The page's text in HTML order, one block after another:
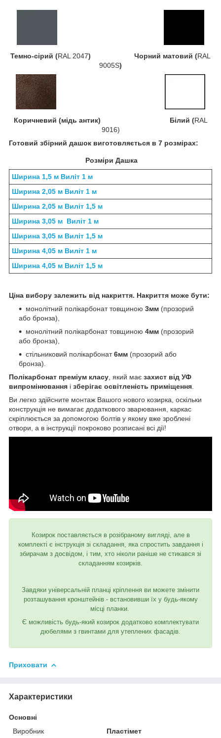
Темно-сірий (RAL 2047) Чорний матовий (RAL
9005S)
Коричневий (мідь антик) Білий (RAL
9016)
Готовий збірний дашок виготовляється в 7 розмірах:
Розміри Дашка
Ширина 1,5 м Виліт 1 м
Ширина 2,05 м Виліт 1 м
Ширина 2,05 м Виліт 1,5 м
Ширина 3,05 м Виліт 1 м
Ширина 3,05 м Виліт 1,5 м
Ширина 4,05 м Виліт 1 м
Ширина 4,05 м Виліт 1,5 м
Ціна вибору залежить від накриття. Накриття може бути:
монолітний полікарбонат товщиною 3мм (прозорий
або бронза),
монолітний полікарбонат товщиною 4мм (прозорий
або бронза),
стільниковий полікарбонат6мм (прозорий або
бронза).
Полікарбонат преміум класу , який має захист від УФ
випромінювання і зберігає освітленість приміщення
Ви легко здійсните монтаж Вашого нового козирка, оскільки
конструкція не вимагає додаткового зварювання, каркас
скріплюється за допомогою болтів у якому вже зроблені
отвори, а в інструкції покроково розписані всі дії!
Козирок поставляється в розібраному вигляді, але в
комплекті є інструкція зі складання, яка спростить завдання і
збирачам з досвідом, і тим, хто ніколи раніше не стикався зі
складанням козирків.
Завдяки універсальній планці кріплення ви можете змінити
розташування кронштейнів - встановивши їх у будь-якому
місці планки.
Є можливість будь-який козирок додатково комплектувати
дюбелями з гвинтами для утеплених фасадів.
Приховати
Характеристики
Основні
Виробник
Пластімет